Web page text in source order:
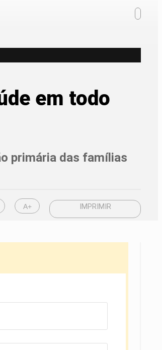
em todo
primária das famílias
A+ IMPRIMIR